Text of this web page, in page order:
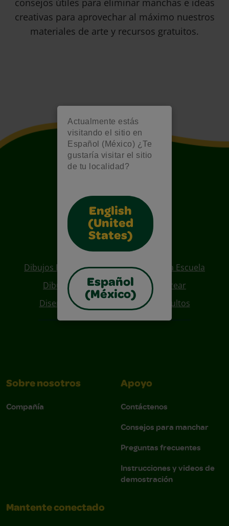
Actualmente estás
visitando el sitio en
Español (México) ¿Te
gustaría visitar el sitio
de tu localidad?
English
(United
States)
Español
(México)
consejos útiles para eliminar manchas e ideas
creativas para aprovechar al máximo nuestros
materiales de arte y recursos gratuitos.
Also of Interest
Dibujos Para Colorear De Regreso A La Escuela
Dibujos De Personajes Para Colorear
Diseños Para Coloreables Para Adultos
Sobre nosotros
Compañía
Apoyo
Contáctenos
Consejos para manchar
Preguntas frecuentes
Instrucciones y videos de
demostración
Mantente conectado